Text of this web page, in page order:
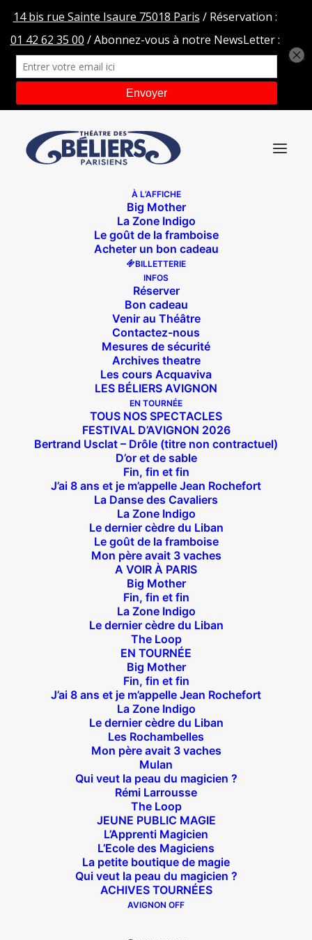
À L’AFFICHE
Big Mother
La Zone Indigo
Le goût de la framboise
Acheter un bon cadeau
BILLETTERIE
INFOS
Réserver
Bon cadeau
Venir au Théâtre
Contactez-nous
Mesures de sécurité
Archives theatre
Les cours Acquaviva
LES BÉLIERS AVIGNON
EN TOURNÉE
TOUS NOS SPECTACLES
FESTIVAL D’AVIGNON 2026
Bertrand Usclat – Drôle (titre non contractuel)
D’or et de sable
Fin, fin et fin
J’ai 8 ans et je m’appelle Jean Rochefort
La Danse des Cavaliers
La Zone Indigo
Le dernier cèdre du Liban
Le goût de la framboise
Mon père avait 3 vaches
A VOIR À PARIS
Big Mother
Fin, fin et fin
La Zone Indigo
Le dernier cèdre du Liban
The Loop
EN TOURNÉE
Big Mother
Fin, fin et fin
J’ai 8 ans et je m’appelle Jean Rochefort
La Zone Indigo
Le dernier cèdre du Liban
Les Rochambelles
Mon père avait 3 vaches
Mulan
Qui veut la peau du magicien ?
Rémi Larrousse
The Loop
JEUNE PUBLIC MAGIE
L’Apprenti Magicien
L’Ecole des Magiciens
La petite boutique de magie
Qui veut la peau du magicien ?
ACHIVES TOURNÉES
AVIGNON OFF
LOGO Theatre des Béliers Roussey BLEU
LOGO Theatre des Béliers Roussey BLEU
LOGO Theatre des Béliers Roussey BLEU
Suivez nous !
Théâtre des Béliers Parisiens
14 bis rue Sainte Isaure 75018 Paris– M° Jules
Joffrin / Simplon – Loc : 01 42 62 35 00
À l’affiche
Big Mother
La Zone Indigo
Fin, fin et fin